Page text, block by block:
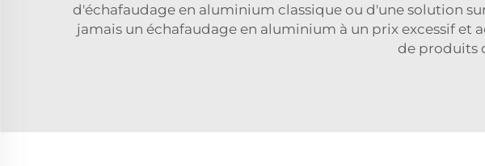
d'échafaudage en aluminium classique ou d'une solution
jamais un échafaudage en aluminium à un prix excessif et
de produits